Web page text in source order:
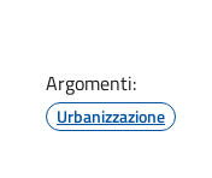
Argomenti:
Urbanizzazione